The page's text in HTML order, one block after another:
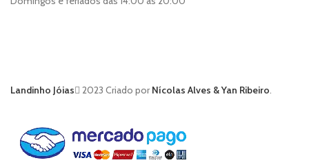
Landinho Jóias 2023 Criado porNícolas Alves & Yan Ribeiro.